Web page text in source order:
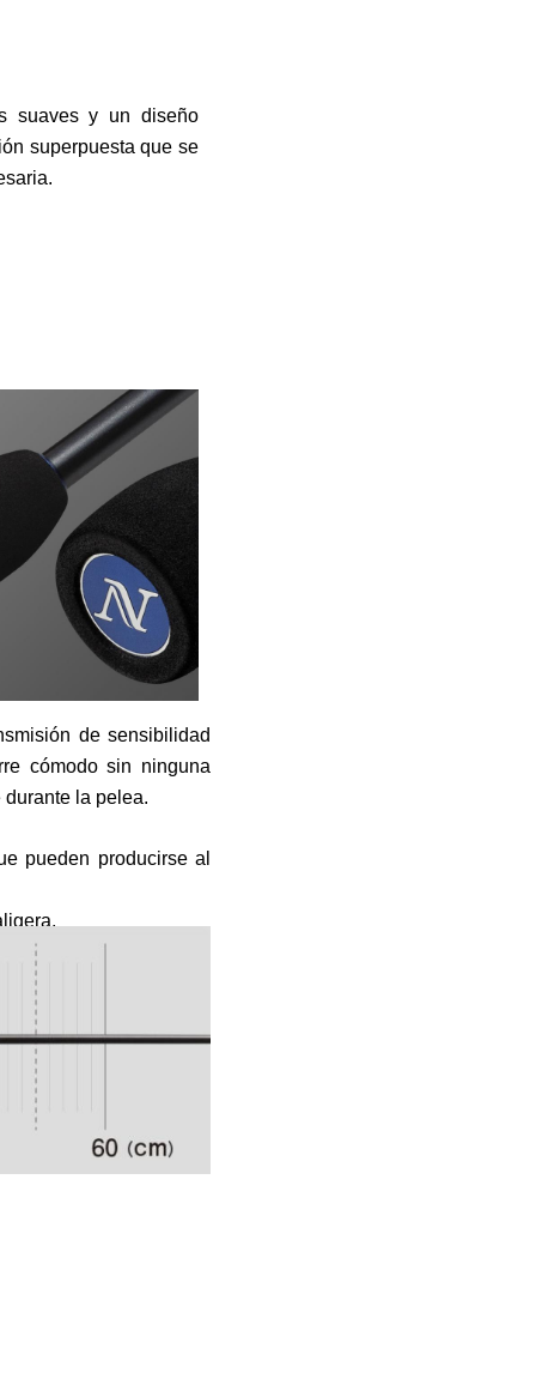
suaves y un diseño
superpuesta que se
de sensibilidad
cómodo sin ninguna
la pelea.
pueden producirse al